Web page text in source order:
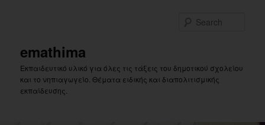
emathima
Εκπαιδευτικό υλικό για όλες τις τάξεις του δημοτικού σχολείου
και το νηπιαγωγείο. Θέματα ειδικής και διαπολιτισμικής
εκπαίδευσης.